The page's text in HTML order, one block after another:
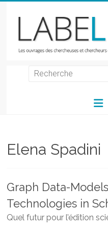
LabeLettres
et
chercheurs
Faculté
des
lettres
Elena Spadini
Graph Data-
Technologies in
Quel futur pour l’édition